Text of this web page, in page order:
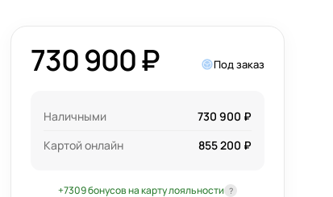
730 900 ₽ Под заказ
Наличными
730 900 ₽
Картой онлайн
855 200 ₽
+7309 бонусов на карту лояльности ?